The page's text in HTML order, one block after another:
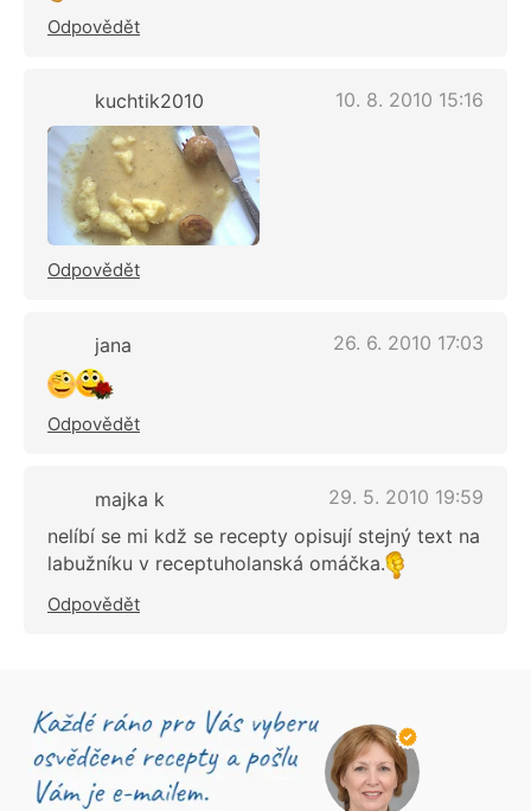
Odpovědět
kuchtik2010 10. 8. 2010 15:16
Odpovědět
jana 26. 6. 2010 17:03
Odpovědět
majka k
29. 5. 2010 19:59
nelíbí se mi kdž se recepty opisují stejný text na
labužníku v receptuholanská omáčka.
Odpovědět